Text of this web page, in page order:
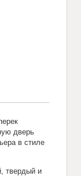
дверь
в стиле
твердый и